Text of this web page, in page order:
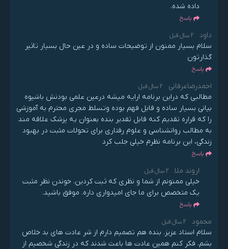
داده شده.
پاسخ
داود 2 سال قبل
سلام بسیار ممنون از توضیحات ساده و در عین حال بسیار تاثیر
گذارتون
پاسخ
احمدرضاعرفانی 2 سال قبل
مطالبی که دراین برنامه ارایه میشه درعین علمی بودنش باشیوه
بیانی بسیار ساده و قابل فهم بوده وتسلط مجری محترم به آموزشی
را که قراره تقدیم کنه قابل تقدیر بنده بعنوان یه پزشک علاقه مند
به مطالب روانشناسی و علوم رفتاری برای تحولات مثبت در بهبود
زندگی، این برنامه نظرم خیلی جلب کرد
پاسخ
اروند ملا 2 سال قبل
خیلی ممنونم از شما و نظری که ثبت کردین. خوندن نظر مثبت
یک متخصص برای ما جای امیدواری داره. موفق باشید.
پاسخ
محمود 2 سال قبل
سلام استاد عزیز. بنده هم تصمیم دارم از شر عادت های بد خلاص
بشم. فکر کنم همین عادت ها باعث شدند که در زندگی شخصیم از